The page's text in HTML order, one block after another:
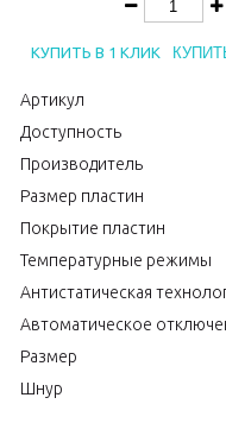
КУПИТЬ В 1 КЛИК
Артикул
Доступность
Производитель
Размер пластин
Покрытие пластин
Температурные режимы
Антистатическая
Автоматическое
Размер
Шнур